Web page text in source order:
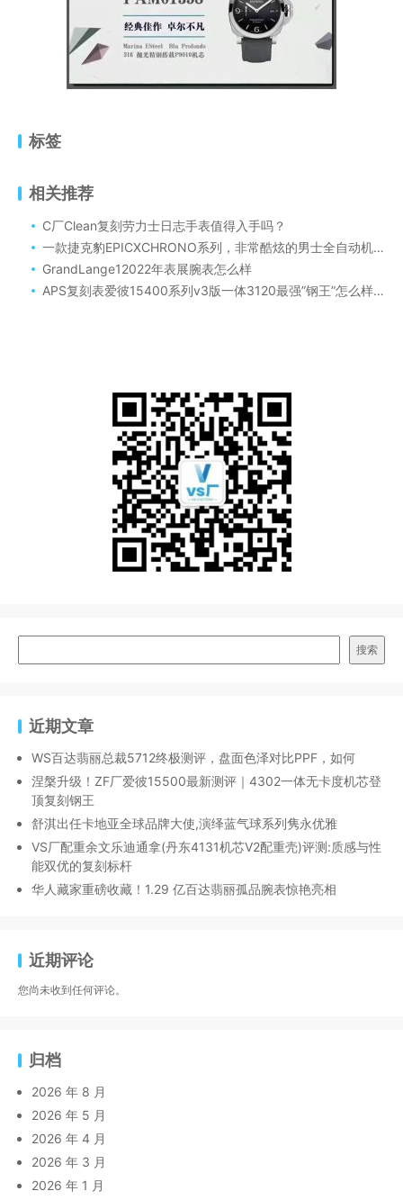
标签
相关推荐
C厂Clean复刻劳力士日志手表值得入手吗？
一款捷克豹EPICXCHRONO系列，非常酷炫的男士全自动机械表腕表
GrandLange12022年表展腕表怎么样
APS复刻表爱彼15400系列v3版一体3120最强”钢王”怎么样！
搜索
近期文章
WS百达翡丽总裁5712终极测评，盘面色泽对比PPF，如何
涅槃升级！ZF厂爱彼15500最新测评｜4302一体无卡度机芯登
顶复刻钢王
舒淇出任卡地亚全球品牌大使,演绎蓝气球系列隽永优雅
VS厂配重余文乐迪通拿(丹东4131机芯V2配重壳)评测:质感与性
能双优的复刻标杆
华人藏家重磅收藏！1.29 亿百达翡丽孤品腕表惊艳亮相
近期评论
您尚未收到任何评论。
归档
2026 年 8 月
2026 年 5 月
2026 年 4 月
2026 年 3 月
2026 年 1 月